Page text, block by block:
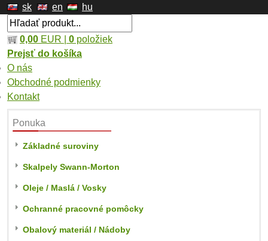
sk en hu
0,00 EUR | 0 položiek
Prejsť do košíka
O nás
Obchodné podmienky
Kontakt
Ponuka
Základné suroviny
Skalpely Swann-Morton
Oleje / Maslá / Vosky
Ochranné pracovné pomôcky
Obalový materiál / Nádoby